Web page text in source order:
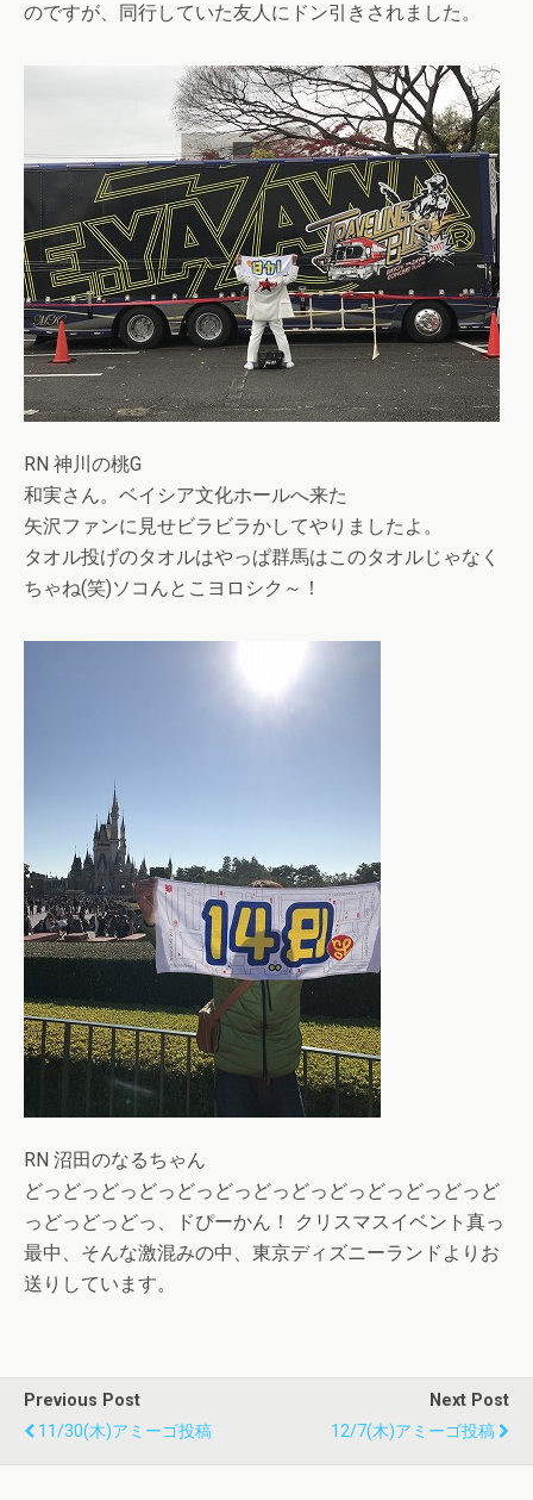
のですが、同行していた友人にドン引きされました。
RN 神川の桃G
和実さん。ベイシア文化ホールへ来た
矢沢ファンに見せビラビラかしてやりましたよ。
タオル投げのタオルはやっぱ群馬はこのタオルじゃなく
ちゃね(笑)ソコんとこヨロシク～！
RN 沼田のなるちゃん
どっどっどっどっどっどっどっどっどっどっどっどっど
っどっどっどっ、ドぴーかん！ クリスマスイベント真っ
最中、そんな激混みの中、東京ディズニーランドよりお
送りしています。
Previous Post
11/30(木)アミーゴ投稿
Next Post
12/7(木)アミーゴ投稿